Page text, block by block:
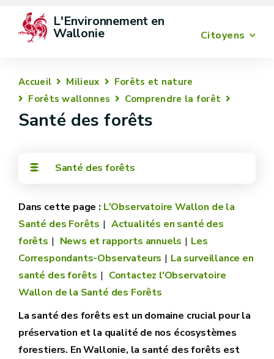
Citoyens
L'Environnement en
Wallonie
Accueil Milieux
Forêts et nature
Forêts wallonnes
Comprendre la forêt
Santé des forêts
Santé des forêts
L'Observatoire Wallon de la
Santé des Forêts
Actualités en santé des
forêts
News et rapports annuels
Les
Correspondants-Observateurs
La surveillance en
santé des forêts
Contactez l'Observatoire
Wallon de la Santé des Forêts
La santé des forêts est un domaine crucial pour la
préservation et la qualité de nos écosystèmes
forestiers. En Wallonie, la santé des forêts est